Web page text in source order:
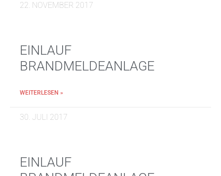
22. NOVEMBER 2017
EINLAUF
BRANDMELDEANLAGE
WEITERLESEN »
30. JULI 2017
EINLAUF